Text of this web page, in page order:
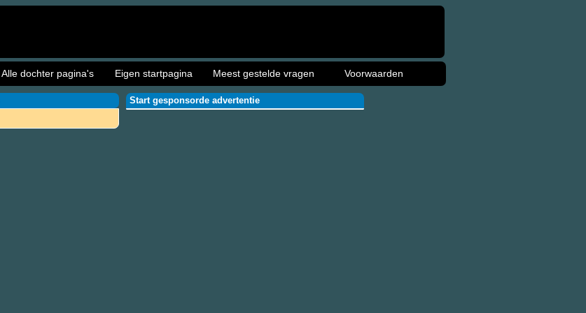
Alle dochter pagina's Eigen startpagina Meest gestelde vragen Voorwaarden
Start gesponsorde advertentie